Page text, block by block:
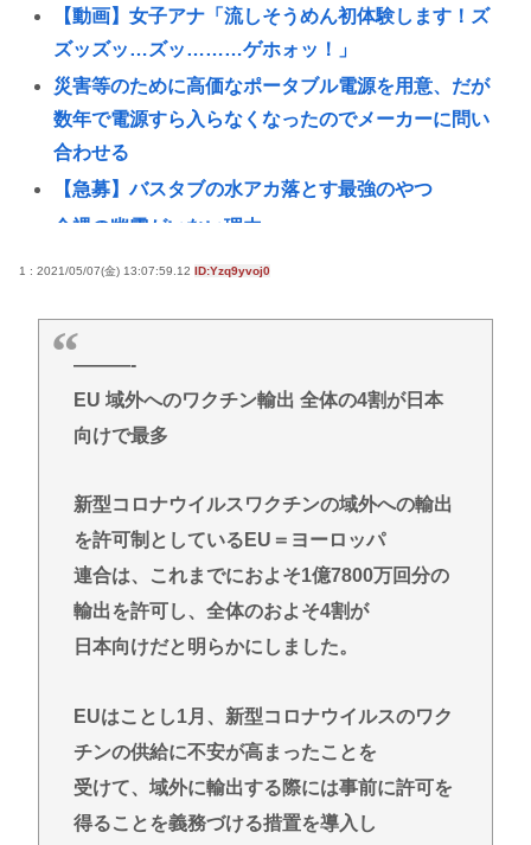
【動画】女子アナ「流しそうめん初体験します！ズ
ズッズッ…ズッ………ゲホォッ！」
災害等のために高価なポータブル電源を用意、だが
数年で電源すら入らなくなったのでメーカーに問い
合わせる
【急募】バスタブの水アカ落とす最強のやつ
全裸の幽霊がいない理由
1日5杯以上のコーヒーで肝がんリスク47％低下！35
キオクシア、自社株買い終了
お前らの「AI」の活用法を教えてくれ【ChatGPT、
Claude】
コピー機にA4入れようとして紙で指を切った奴。今
【坂口杏里】98kg到達の転落人生、母の死と遺産消
失が招いた現在地
【画像悲報】吉野家の新メニュー「極旨ステーキ定
食(1498円)」、肉の量が少なすぎて大炎上してしま
う…www
由🔥www
【なぞなぞ】義母、義妹、エ口いのどっち！
Powered by livedoor 相互RSS
1 : 2021/05/07(金) 13:07:59.12 ID:Yzq9yvoj0
———-
EU 域外へのワクチン輸出 全体の4割が日本
向けで最多
新型コロナウイルスワクチンの域外への輸出
を許可制としているEU＝ヨーロッパ
連合は、これまでにおよそ1億7800万回分の
輸出を許可し、全体のおよそ4割が
日本向けだと明らかにしました。
EUはことし1月、新型コロナウイルスのワク
チンの供給に不安が高まったことを
受けて、域外に輸出する際には事前に許可を
得ることを義務づける措置を導入し